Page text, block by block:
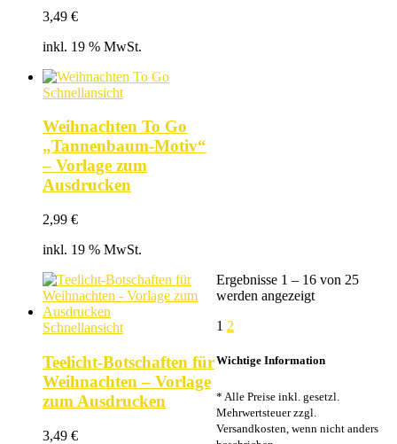
3,49 €
inkl. 19 % MwSt.
Schnellansicht
Weihnachten To Go
„Tannenbaum-Motiv“
– Vorlage zum
Ausdrucken
2,99 €
inkl. 19 % MwSt.
Schnellansicht
Teelicht-Botschaften für
Weihnachten – Vorlage
zum Ausdrucken
3,49 €
Ergebnisse 1 – 16 von 25
werden angezeigtNach
1 2
Wichtige Information
* Alle Preise inkl. gesetzl.
Mehrwertsteuer zzgl.
Versandkosten, wenn nicht anders